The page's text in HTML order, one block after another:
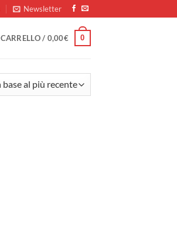
Newsletter
CARRELLO / 0,00€ 0